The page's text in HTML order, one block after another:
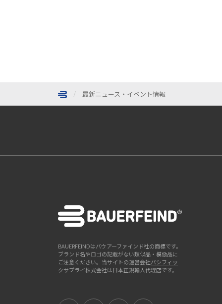
最新ニュース・イベント情報
ページトップへ
BAUERFEINDはバウアーファインド社の商標です。
ブランド名やロゴの記載がない類似品・模倣品に
ご注意ください。当サイトの運営会社パシフィッ
クサプライ株式会社は日本正規輸入代理店です。